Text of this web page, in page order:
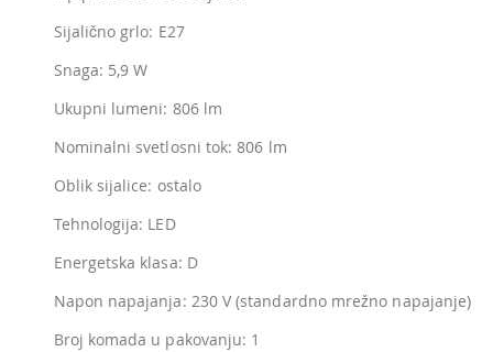
Sijalično grlo: E27
Snaga: 5,9 W
Ukupni lumeni: 806 lm
Nominalni svetlosni tok: 806 lm
Oblik sijalice: ostalo
Tehnologija: LED
Energetska klasa: D
Napon napajanja: 230 V (standardno mrežno napajanje)
Broj komada u pakovanju: 1